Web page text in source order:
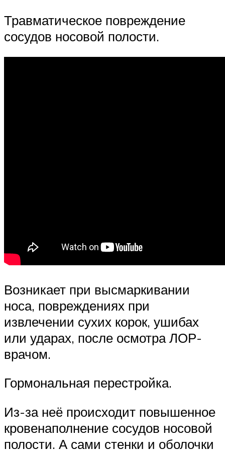
Травматическое повреждение
сосудов носовой полости.
Возникает при высмаркивании
носа, повреждениях при
извлечении сухих корок, ушибах
или ударах, после осмотра ЛОР-
врачом.
Гормональная перестройка.
Из-за неё происходит повышенное
кровенаполнение сосудов носовой
полости. А сами стенки и оболочки